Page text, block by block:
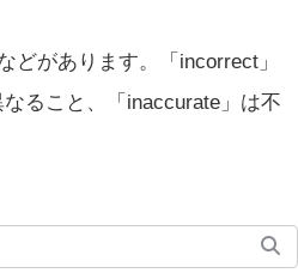
どがあります。「incorrect」
ること、「inaccurate」は不